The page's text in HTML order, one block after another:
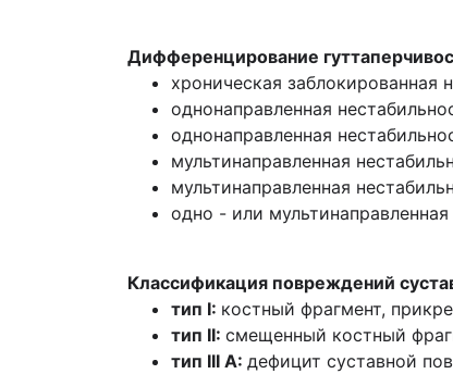
Дифференцирование
хроническая заблокированная
однонаправленная
однонаправленная
мультинаправленная
мультинаправленная
одно - или
Классификация повреждений
тип I: костный фрагмент,
тип II: смещенный костный
тип III А: дефицит суставной